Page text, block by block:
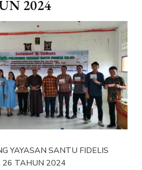
2024
YAYASAN SANTU FIDELIS
26 TAHUN 2024